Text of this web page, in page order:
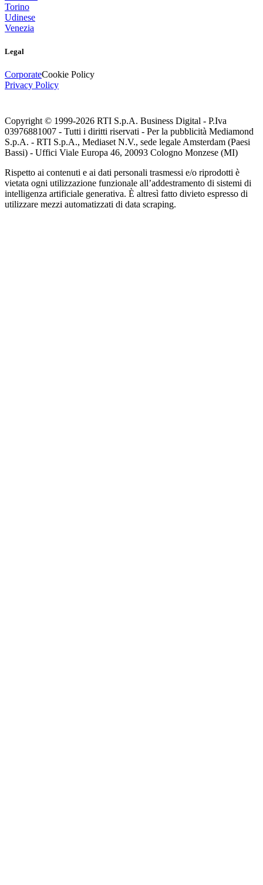
Torino
Udinese
Venezia
Legal
CorporateCookie Policy
Privacy Policy
Copyright © 1999-2026 RTI S.p.A. Business Digital - P.Iva
03976881007 - Tutti i diritti riservati - Per la pubblicità Mediamond
S.p.A. - RTI S.p.A., Mediaset N.V., sede legale Amsterdam (Paesi
Bassi) - Uffici Viale Europa 46, 20093 Cologno Monzese (MI)
Rispetto ai contenuti e ai dati personali trasmessi e/o riprodotti è
vietata ogni utilizzazione funzionale all’addestramento di sistemi di
intelligenza artificiale generativa. È altresì fatto divieto espresso di
utilizzare mezzi automatizzati di data scraping.